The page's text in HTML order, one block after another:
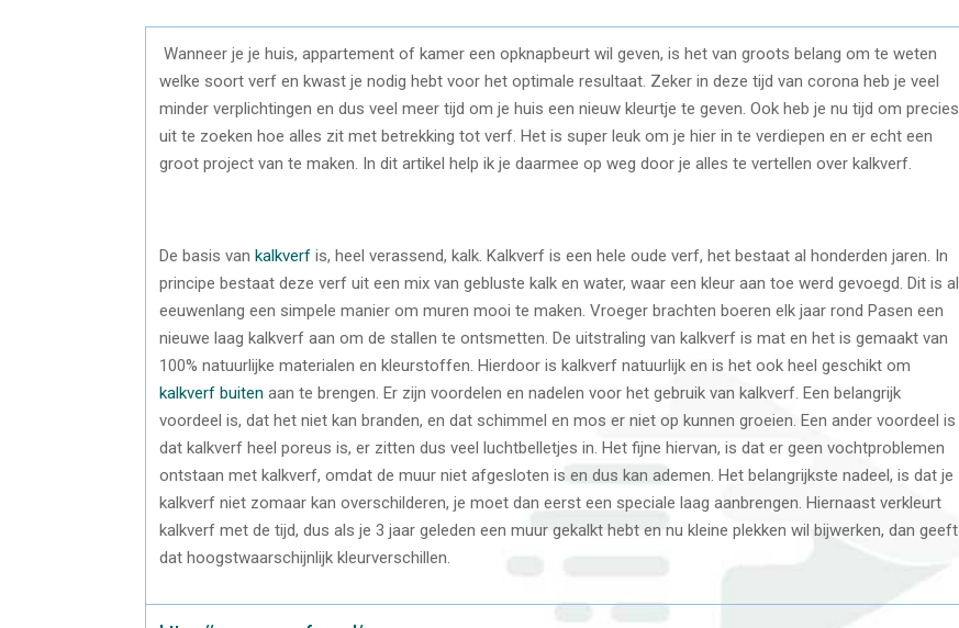
Wanneer je je huis, appartement of kamer een opknapbeurt wil geven, is het van groots belang om te weten
welke soort verf en kwast je nodig hebt voor het optimale resultaat. Zeker in deze tijd van corona heb je veel
minder verplichtingen en dus veel meer tijd om je huis een nieuw kleurtje te geven. Ook heb je nu tijd om precies
uit te zoeken hoe alles zit met betrekking tot verf. Het is super leuk om je hier in te verdiepen en er echt een
groot project van te maken. In dit artikel help ik je daarmee op weg door je alles te vertellen over kalkverf.
De basis van kalkverf is, heel verassend, kalk. Kalkverf is een hele oude verf, het bestaat al honderden jaren. In
principe bestaat deze verf uit een mix van gebluste kalk en water, waar een kleur aan toe werd gevoegd. Dit is al
eeuwenlang een simpele manier om muren mooi te maken. Vroeger brachten boeren elk jaar rond Pasen een
nieuwe laag kalkverf aan om de stallen te ontsmetten. De uitstraling van kalkverf is mat en het is gemaakt van
100% natuurlijke materialen en kleurstoffen. Hierdoor is kalkverf natuurlijk en is het ook heel geschikt om
kalkverf buiten aan te brengen. Er zijn voordelen en nadelen voor het gebruik van kalkverf. Een belangrijk
voordeel is, dat het niet kan branden, en dat schimmel en mos er niet op kunnen groeien. Een ander voordeel is
dat kalkverf heel poreus is, er zitten dus veel luchtbelletjes in. Het fijne hiervan, is dat er geen vochtproblemen
ontstaan met kalkverf, omdat de muur niet afgesloten is en dus kan ademen. Het belangrijkste nadeel, is dat je
kalkverf niet zomaar kan overschilderen, je moet dan eerst een speciale laag aanbrengen. Hiernaast verkleurt
kalkverf met de tijd, dus als je 3 jaar geleden een muur gekalkt hebt en nu kleine plekken wil bijwerken, dan geeft
dat hoogstwaarschijnlijk kleurverschillen.